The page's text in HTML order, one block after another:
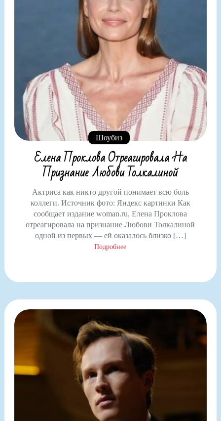
Шоубиз
Елена Проклова Отреагировала На
Признание Любови Толкалиной
Актриса как никто другой понимает всю боль
коллеги. Источник фото: Яндекс картинки Как
сообщает издание woman.ru, Елена Проклова
отреагировала на признание Любови Толкалиной
одной из первых — ей оказалось близко […]
Подробнее